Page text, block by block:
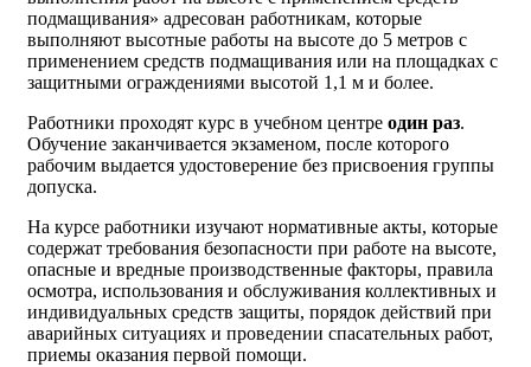
подмащивания» адресован работникам, которые
выполняют высотные работы на высоте до 5 метров с
применением средств подмащивания или на площадках с
защитными ограждениями высотой 1,1 м и более.
Работники проходят курс в учебном центре один раз.
Обучение заканчивается экзаменом, после которого
рабочим выдается удостоверение без присвоения группы
допуска.
На курсе работники изучают нормативные акты, которые
содержат требования безопасности при работе на высоте,
опасные и вредные производственные факторы, правила
осмотра, использования и обслуживания коллективных и
индивидуальных средств защиты, порядок действий при
аварийных ситуациях и проведении спасательных работ,
приемы оказания первой помощи.